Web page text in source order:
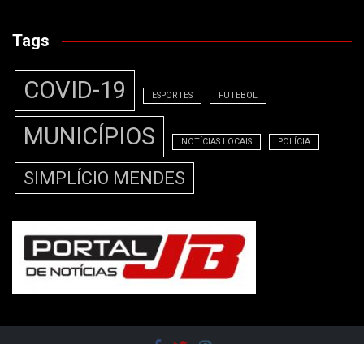
Tags
COVID-19 ESPORTES FUTEBOL
MUNICÍPIOS NOTÍCIAS LOCAIS POLÍCIA
SIMPLÍCIO MENDES